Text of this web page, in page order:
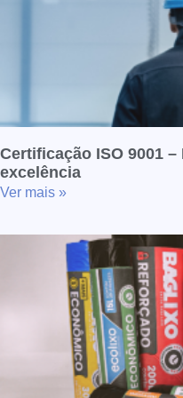
Certificação ISO 9001
excelência
Ver mais »